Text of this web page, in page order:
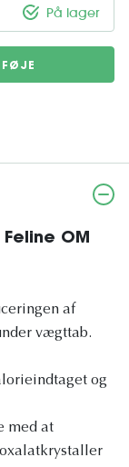
På lager
OM
af
vægttab.
og
med at